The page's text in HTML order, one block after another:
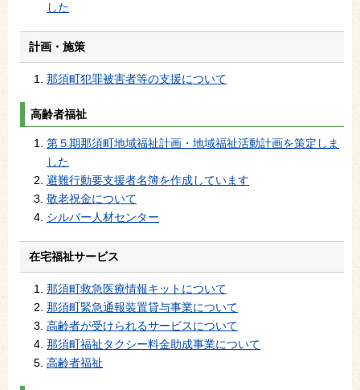
した
計画・施策
那須町犯罪被害者等の支援について
高齢者福祉
第５期那須町地域福祉計画・地域福祉活動計画を策定しま
した
避難行動要支援者名簿を作成しています
敬老祝金について
シルバー人材センター
在宅福祉サービス
那須町救急医療情報キットについて
那須町緊急通報装置貸与事業について
高齢者が受けられるサービスについて
那須町福祉タクシー料金助成事業について
高齢者福祉